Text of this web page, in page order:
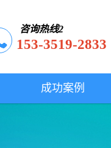
咨询热线2
153-3519-2833
成功案例